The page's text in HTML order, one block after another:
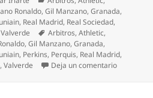
Ronaldo,Gil Manzano,Granada,
, Real Madrid, Real Sociedad,
Valverde Etiquetas
Arbitros,Athletic,
,Gil Manzano,Granada,
, Perkins, Perquis, Real Madrid,
,Valverde Deja un comentarioen Pobre